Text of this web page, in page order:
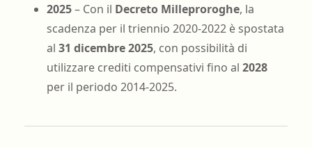
2025– Con il Decreto Milleproroghe, la
scadenza per il triennio 2020-2022 è spostata
al 31 dicembre 2025, con possibilità di
utilizzare crediti compensativi fino al 2028
per il periodo 2014-2025.